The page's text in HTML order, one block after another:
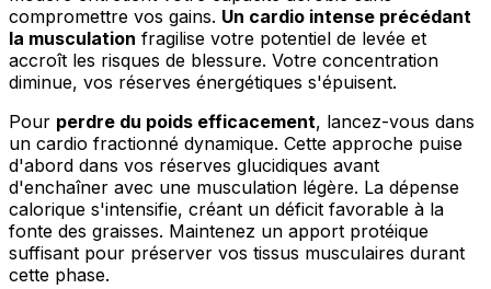
compromettre vos gains. Un cardio intense précédant
la musculation fragilise votre potentiel de levée et
accroît les risques de blessure. Votre concentration
diminue, vos réserves énergétiques s'épuisent.
Pour perdre du poids efficacement, lancez-vous dans
un cardio fractionné dynamique. Cette approche puise
d'abord dans vos réserves glucidiques avant
d'enchaîner avec une musculation légère. La dépense
calorique s'intensifie, créant un déficit favorable à la
fonte des graisses. Maintenez un apport protéique
suffisant pour préserver vos tissus musculaires durant
cette phase.